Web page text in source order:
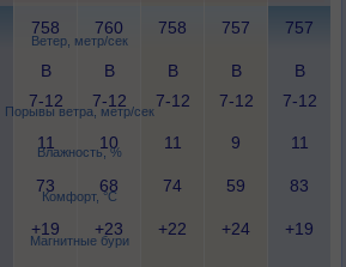
Ветер, метр/сек
Порывы ветра, метр/сек
Влажность, %
Комфорт, °C
Магнитные бури
758 760 758 757 757
В
7-12
В
7-12
В
7-12
В
7-12
В
7-12
11 10 11 9 11
73 68 74 59 83
+19 +23 +22 +24 +19